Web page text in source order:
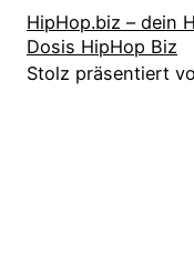
HipHop.biz – dein
Dosis HipHop Biz
Stolz präsentiert